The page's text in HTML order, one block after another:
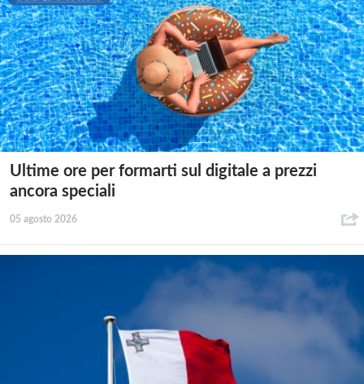
Ultime ore per formarti sul digitale a prezzi
ancora speciali
05 agosto 2026